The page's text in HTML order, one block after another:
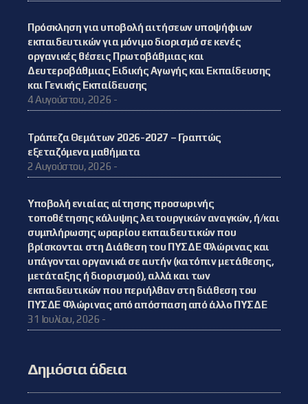
Πρόσκληση για υποβολή αιτήσεων υποψήφιων
εκπαιδευτικών για μόνιμο διορισμό σε κενές
οργανικές θέσεις Πρωτοβάθμιας και
Δευτεροβάθμιας Ειδικής Αγωγής και Εκπαίδευσης
και Γενικής Εκπαίδευσης
4 Αυγούστου, 2026 -
Τράπεζα Θεμάτων 2026-2027 – Γραπτώς
εξεταζόμενα μαθήματα
2 Αυγούστου, 2026 -
Υποβολή ενιαίας αίτησης προσωρινής
τοποθέτησης κάλυψης λειτουργικών αναγκών, ή/και
συμπλήρωσης ωραρίου εκπαιδευτικών που
βρίσκονται στη Διάθεση του ΠΥΣΔΕ Φλώρινας και
υπάγονται οργανικά σε αυτήν (κατόπιν μετάθεσης,
μετάταξης ή διορισμού), αλλά και των
εκπαιδευτικών που περιήλθαν στη διάθεση του
ΠΥΣΔΕ Φλώρινας από απόσπαση από άλλο ΠΥΣΔΕ
31 Ιουλίου, 2026 -
Δημόσια άδεια